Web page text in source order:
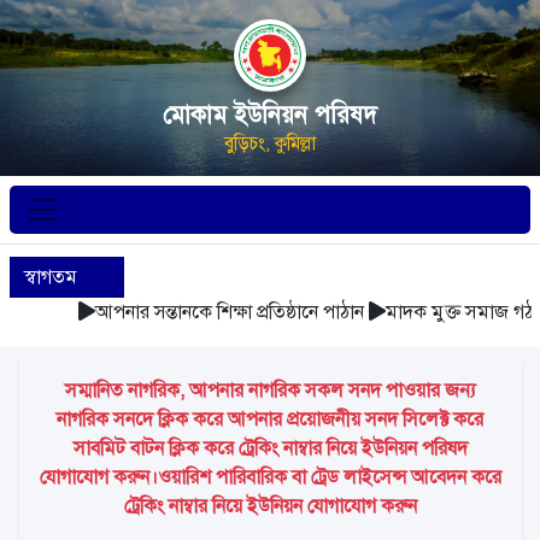
মোকাম ইউনিয়ন পরিষদ
বুড়িচং, কুমিল্লা
স্বাগতম
আপনার সন্তানকে শিক্ষা প্রতিষ্ঠানে পাঠান
মাদক মুক্ত সমাজ গঠন
সম্মানিত নাগরিক, আপনার নাগরিক সকল সনদ পাওয়ার জন্য
নাগরিক সনদে ক্লিক করে আপনার প্রয়োজনীয় সনদ সিলেক্ট করে
সাবমিট বাটন ক্লিক করে ট্রেকিং নাম্বার নিয়ে ইউনিয়ন পরিষদ
যোগাযোগ করুন।ওয়ারিশ পারিবারিক বা ট্রেড লাইসেন্স আবেদন করে
ট্রেকিং নাম্বার নিয়ে ইউনিয়ন যোগাযোগ করুন